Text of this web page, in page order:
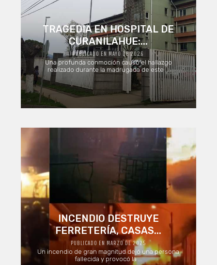
TRAGEDIA EN HOSPITAL DE
CURANILAHUE:...
PUBLICADO EN MAYO DE 2026
Una profunda conmoción causó el hallazgo
realizado durante la madrugada de este ...
INCENDIO DESTRUYE
FERRETERÍA, CASAS...
PUBLICADO EN MARZO DE 2025
Un incendio de gran magnitud dejó una persona
fallecida y provocó la ...